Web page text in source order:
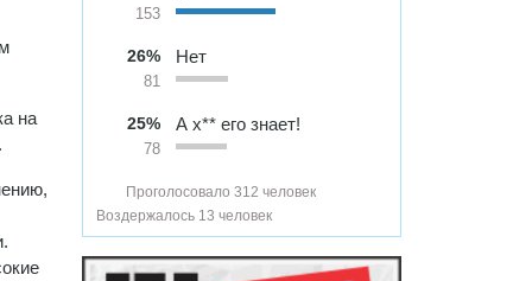
на
153
26%
81
Нет
25%
78
А х** его знает!
Проголосовало 312 человек
Воздержалось 13 человек